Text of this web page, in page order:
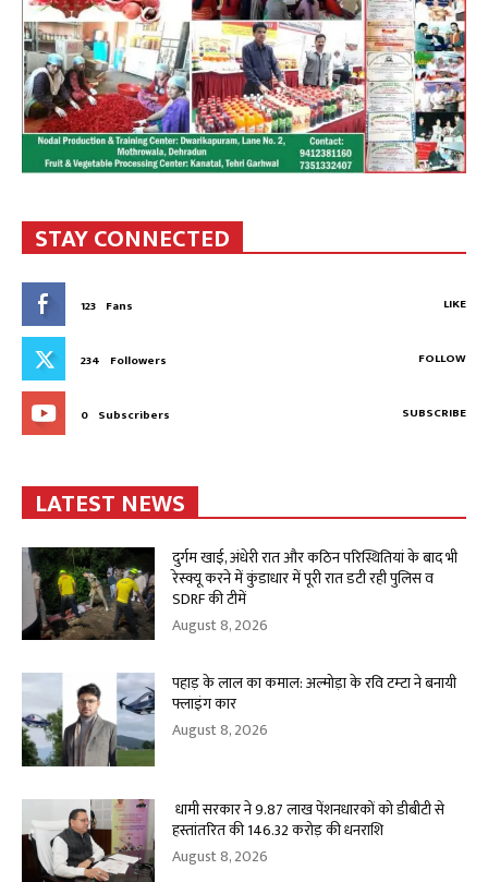
STAY CONNECTED
123 Fans LIKE
234 Followers FOLLOW
0 Subscribers SUBSCRIBE
LATEST NEWS
दुर्गम खाई, अंधेरी रात और कठिन परिस्थितियां के बाद भी
रेस्क्यू करने में कुंडाधार में पूरी रात डटी रही पुलिस व
SDRF की टीमें
August 8, 2026
पहाड़ के लाल का कमाल: अल्मोड़ा के रवि टम्टा ने बनायी
फ्लाइंग कार
August 8, 2026
धामी सरकार ने 9.87 लाख पेंशनधारकों को डीबीटी से
हस्तांतरित की 146.32 करोड़ की धनराशि
August 8, 2026